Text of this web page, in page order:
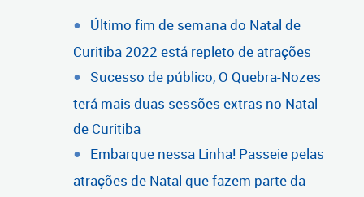
Último fim de semana do Natal de
Curitiba 2022 está repleto de atrações
Sucesso de público, O Quebra-Nozes
terá mais duas sessões extras no Natal
de Curitiba
Embarque nessa Linha! Passeie pelas
atrações de Natal que fazem parte da